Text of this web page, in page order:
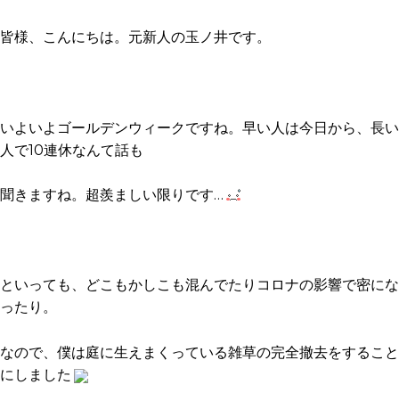
皆様、こんにちは。元新人の玉ノ井です。
いよいよゴールデンウィークですね。早い人は今日から、長い
人で10連休なんて話も
聞きますね。超羨ましい限りです…
といっても、どこもかしこも混んでたりコロナの影響で密にな
ったり。
なので、僕は庭に生えまくっている雑草の完全撤去をすること
にしました